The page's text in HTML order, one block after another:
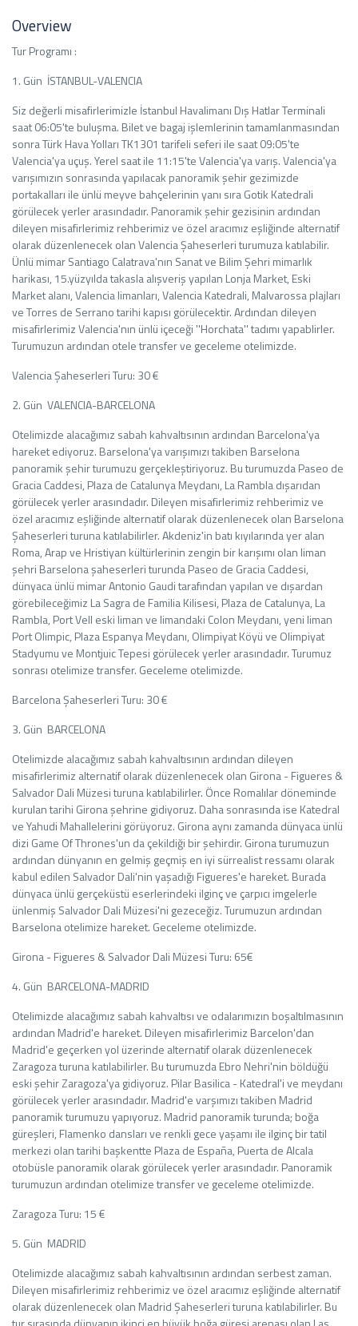
Overview
Tur Programı :
1. Gün İSTANBUL-VALENCIA
Siz değerli misafirlerimizle İstanbul Havalimanı Dış Hatlar Terminali
saat 06:05'te buluşma. Bilet ve bagaj işlemlerinin tamamlanmasından
sonra Türk Hava Yolları TK1301 tarifeli seferi ile saat 09:05'te
Valencia'ya uçuş. Yerel saat ile 11:15'te Valencia'ya varış. Valencia'ya
varışımızın sonrasında yapılacak panoramik şehir gezimizde
portakalları ile ünlü meyve bahçelerinin yanı sıra Gotik Katedrali
görülecek yerler arasındadır. Panoramik şehir gezisinin ardından
dileyen misafirlerimiz rehberimiz ve özel aracımız eşliğinde alternatif
olarak düzenlenecek olan Valencia Şaheserleri turumuza katılabilir.
Ünlü mimar Santiago Calatrava'nın Sanat ve Bilim Şehri mimarlık
harikası, 15.yüzyılda takasla alışveriş yapılan Lonja Market, Eski
Market alanı, Valencia limanları, Valencia Katedrali, Malvarossa plajları
ve Torres de Serrano tarihi kapısı görülecektir. Ardından dileyen
misafirlerimiz Valencia'nın ünlü içeceği ''Horchata'' tadımı yapablirler.
Turumuzun ardından otele transfer ve geceleme otelimizde.
Valencia Şaheserleri Turu: 30 €
2. Gün VALENCIA-BARCELONA
Otelimizde alacağımız sabah kahvaltısının ardından Barcelona'ya
hareket ediyoruz. Barselona'ya varışımızı takiben Barselona
panoramik şehir turumuzu gerçekleştiriyoruz. Bu turumuzda Paseo de
Gracia Caddesi, Plaza de Catalunya Meydanı, La Rambla dışarıdan
görülecek yerler arasındadır. Dileyen misafirlerimiz rehberimiz ve
özel aracımız eşliğinde alternatif olarak düzenlenecek olan Barselona
Şaheserleri turuna katılabilirler. Akdeniz'in batı kıyılarında yer alan
Roma, Arap ve Hristiyan kültürlerinin zengin bir karışımı olan liman
şehri Barselona şaheserleri turunda Paseo de Gracia Caddesi,
dünyaca ünlü mimar Antonio Gaudi tarafından yapılan ve dışardan
görebileceğimiz La Sagra de Familia Kilisesi, Plaza de Catalunya, La
Rambla, Port Vell eski liman ve limandaki Colon Meydanı, yeni liman
Port Olimpic, Plaza Espanya Meydanı, Olimpiyat Köyü ve Olimpiyat
Stadyumu ve Montjuic Tepesi görülecek yerler arasındadır. Turumuz
sonrası otelimize transfer. Geceleme otelimizde.
Barcelona Şaheserleri Turu: 30 €
3. Gün BARCELONA
Otelimizde alacağımız sabah kahvaltısının ardından dileyen
misafirlerimiz alternatif olarak düzenlenecek olan Girona - Figueres &
Salvador Dali Müzesi turuna katılabilirler. Önce Romalılar döneminde
kurulan tarihi Girona şehrine gidiyoruz. Daha sonrasında ise Katedral
ve Yahudi Mahallelerini görüyoruz. Girona aynı zamanda dünyaca ünlü
dizi Game Of Thrones'un da çekildiği bir şehirdir. Girona turumuzun
ardından dünyanın en gelmiş geçmiş en iyi sürrealist ressamı olarak
kabul edilen Salvador Dali'nin yaşadığı Figueres'e hareket. Burada
dünyaca ünlü gerçeküstü eserlerindeki ilginç ve çarpıcı imgelerle
ünlenmiş Salvador Dali Müzesi'ni gezeceğiz. Turumuzun ardından
Barselona otelimize hareket. Geceleme otelimizde.
Girona - Figueres & Salvador Dali Müzesi Turu: 65€
4. Gün BARCELONA-MADRID
Otelimizde alacağımız sabah kahvaltısı ve odalarımızın boşaltılmasının
ardından Madrid'e hareket. Dileyen misafirlerimiz Barcelon'dan
Madrid'e geçerken yol üzerinde alternatif olarak düzenlenecek
Zaragoza turuna katılabilirler. Bu turumuzda Ebro Nehri'nin böldüğü
eski şehir Zaragoza'ya gidiyoruz. Pilar Basilica - Katedral'i ve meydanı
görülecek yerler arasındadır. Madrid'e varşımızı takiben Madrid
panoramik turumuzu yapıyoruz. Madrid panoramik turunda; boğa
güreşleri, Flamenko dansları ve renkli gece yaşamı ile ilginç bir tatil
merkezi olan tarihi başkentte Plaza de España, Puerta de Alcala
otobüsle panoramik olarak görülecek yerler arasındadır. Panoramik
turumuzun ardından otelimize transfer ve geceleme otelimizde.
Zaragoza Turu: 15 €
5. Gün MADRID
Otelimizde alacağımız sabah kahvaltısının ardından serbest zaman.
Dileyen misafirlerimiz rehberimiz ve özel aracımız eşliğinde alternatif
olarak düzenlenecek olan Madrid Şaheserleri turuna katılabilirler. Bu